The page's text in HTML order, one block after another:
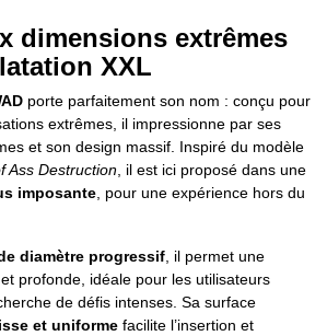
dimensions extrêmes
XXL
porte parfaitement son nom : conçu pour
extrêmes, il impressionne par ses
et son design massif. Inspiré du modèle
Ass Destruction , il est ici proposé dans une
imposante , pour une expérience hors du
diamètre progressif , il permet une
profonde, idéale pour les utilisateurs
de défis intenses. Sa surface
et uniforme facilite l’insertion et